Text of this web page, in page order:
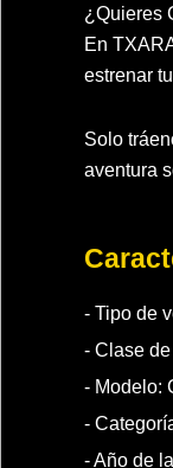
¿Quieres
En
estrenar
Solo
aventura
- Tipo de
- Clase
- Modelo:
-
- Año de